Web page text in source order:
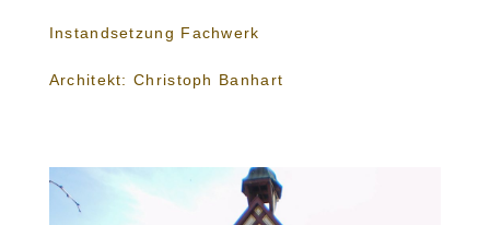
Instandsetzung Fachwerk
Architekt: Christoph Banhart